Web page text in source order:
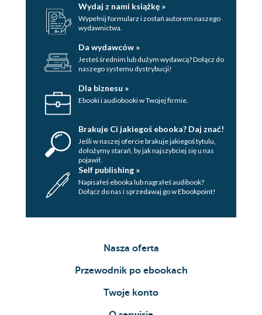
Wydaj z nami książkę »
Wypełnij formularz i zostań autorem naszego
wydawnictwa.
Da wydawców »
Jesteś średnim lub dużym wydawcą? Dołącz do
naszego systemu dystrybucji!
Dla biznesu »
Ebooki i audiobooki w Twojej firmie.
Brakuje Ci jakiegoś ebooka? Daj znać!
Jeśli w naszej ofercie brakuje jakiegoś tytulu,
dołożymy starań, by jak najszybciej się u nas
pojawił.
Self publishing »
Napisałeś ebooka lub nagrałeś audibook?
Dołącz do nas i sprzedawaj go w Ebookpoint!
Nasza oferta
Przewodnik po ebookach
Twoje konto